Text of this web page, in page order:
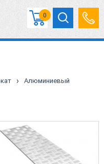
0
› Алюминиевый